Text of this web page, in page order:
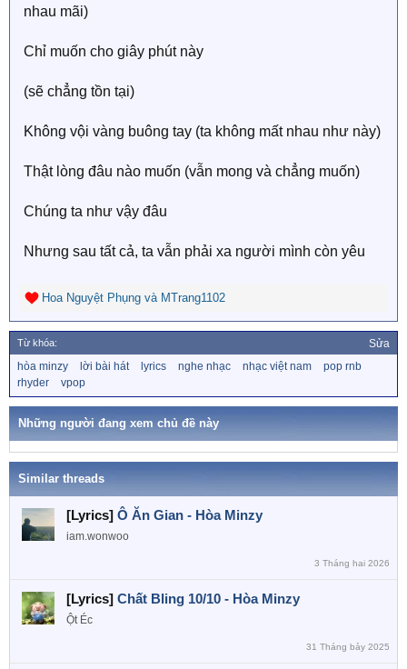
nhau mãi)
Chỉ muốn cho giây phút này
(sẽ chẳng tồn tại)
Không vội vàng buông tay (ta không mất nhau như này)
Thật lòng đâu nào muốn (vẫn mong và chẳng muốn)
Chúng ta như vậy đâu
Nhưng sau tất cả, ta vẫn phải xa người mình còn yêu
R
e
a
c
t
i
n
:
Hoa Nguyệt Phụng và MTrang1102
Từ khóa: Sửa
h
hòa minzy lời bài hát lyrics nghe nhạc nhạc việt nam
pop rnb
rhyder
vpop
Những người đang xem chủ đề này
Similar threads
[Lyrics] Ô Ăn Gian - Hòa Minzy
iam.wonwoo
3 Tháng hai 2026
[Lyrics] Chất Bling 10/10 - Hòa Minzy
Ột Éc
31 Tháng bảy 2025